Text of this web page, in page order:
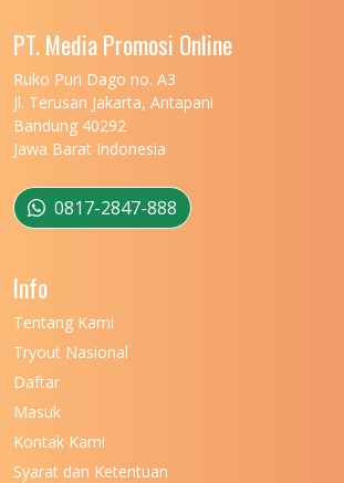
UNIVERSITAS MALIKUSSALEH
UNIVERSITAS MARITIM RAJA ALI HAJI
UNIVERSITAS MATARAM
UNIVERSITAS MULAWARMAN
UNIVERSITAS MUSAMUS
UNIVERSITAS NEGERI KHAIRUN
UNIVERSITAS NEGERI MANADO
PT. Media Promosi Online
Ruko Puri Dago no. A3
Jl. Terusan Jakarta, Antapani
Bandung 40292
Jawa Barat Indonesia
0817-2847-888
Info
Tentang Kami
Tryout Nasional
Daftar
Masuk
Kontak Kami
Syarat dan Ketentuan